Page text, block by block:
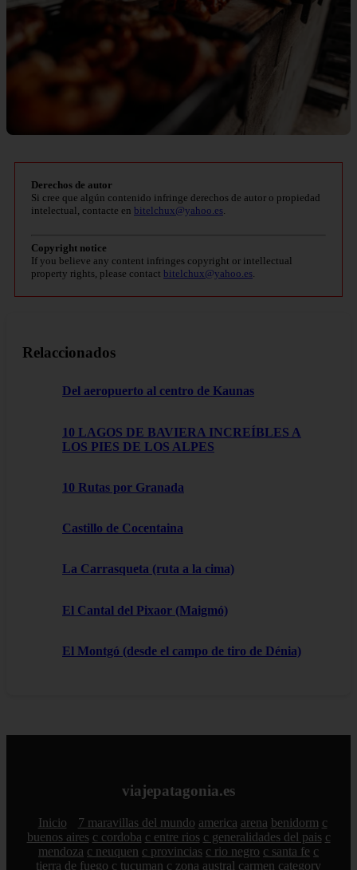
Derechos de autor
Si cree que algún contenido infringe derechos de autor o propiedad
intelectual, contacte en bitelchux@yahoo.es
Copyright notice
If you believe any content infringes copyright or intellectual
property rights, please contact bitelchux@yahoo.es
Relaccionados
Del aeropuerto al centro de Kaunas
10 LAGOS DE BAVIERA INCREÍBLES A
LOS PIES DE LOS ALPES
10 Rutas por Granada
Castillo de Cocentaina
La Carrasqueta (ruta a la cima)
El Cantal del Pixaor (Maigmó)
El Montgó (desde el campo de tiro de Dénia)
viajepatagonia.es
Inicio 7 maravillas del mundo america arena benidorm c
buenos aires c cordoba c entre rios c generalidades del pais c
mendoza c neuquen c provincias c rio negro c santa fe c
tierra de fuego c tucuman c zona austral carmen category